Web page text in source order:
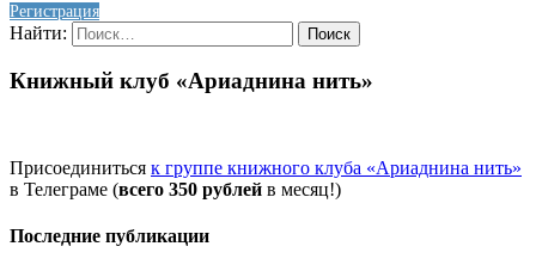
Регистрация
Найти:
Книжный клуб «Ариаднина нить»
Присоединиться к группе книжного клуба «Ариаднина нить»
в Телеграме (всего 350 рублей в месяц!)
Последние публикации